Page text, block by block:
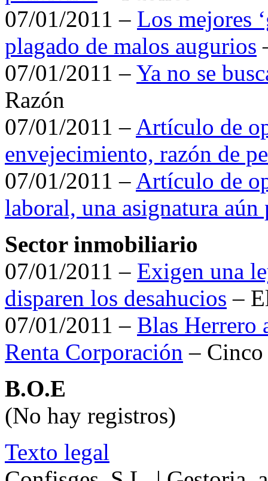
07/01/2011 – Los mejores
plagado de malos augurios
07/01/2011 – Ya no se
Razón
07/01/2011 – Artículo de
envejecimiento, razón de
07/01/2011 – Artículo de
laboral, una asignatura aún
Sector inmobiliario
07/01/2011 – Exigen una
disparen los desahucios –
07/01/2011 – Blas Herrero
Renta Corporación – Cinco
B.O.E
(No hay registros)
Texto legal